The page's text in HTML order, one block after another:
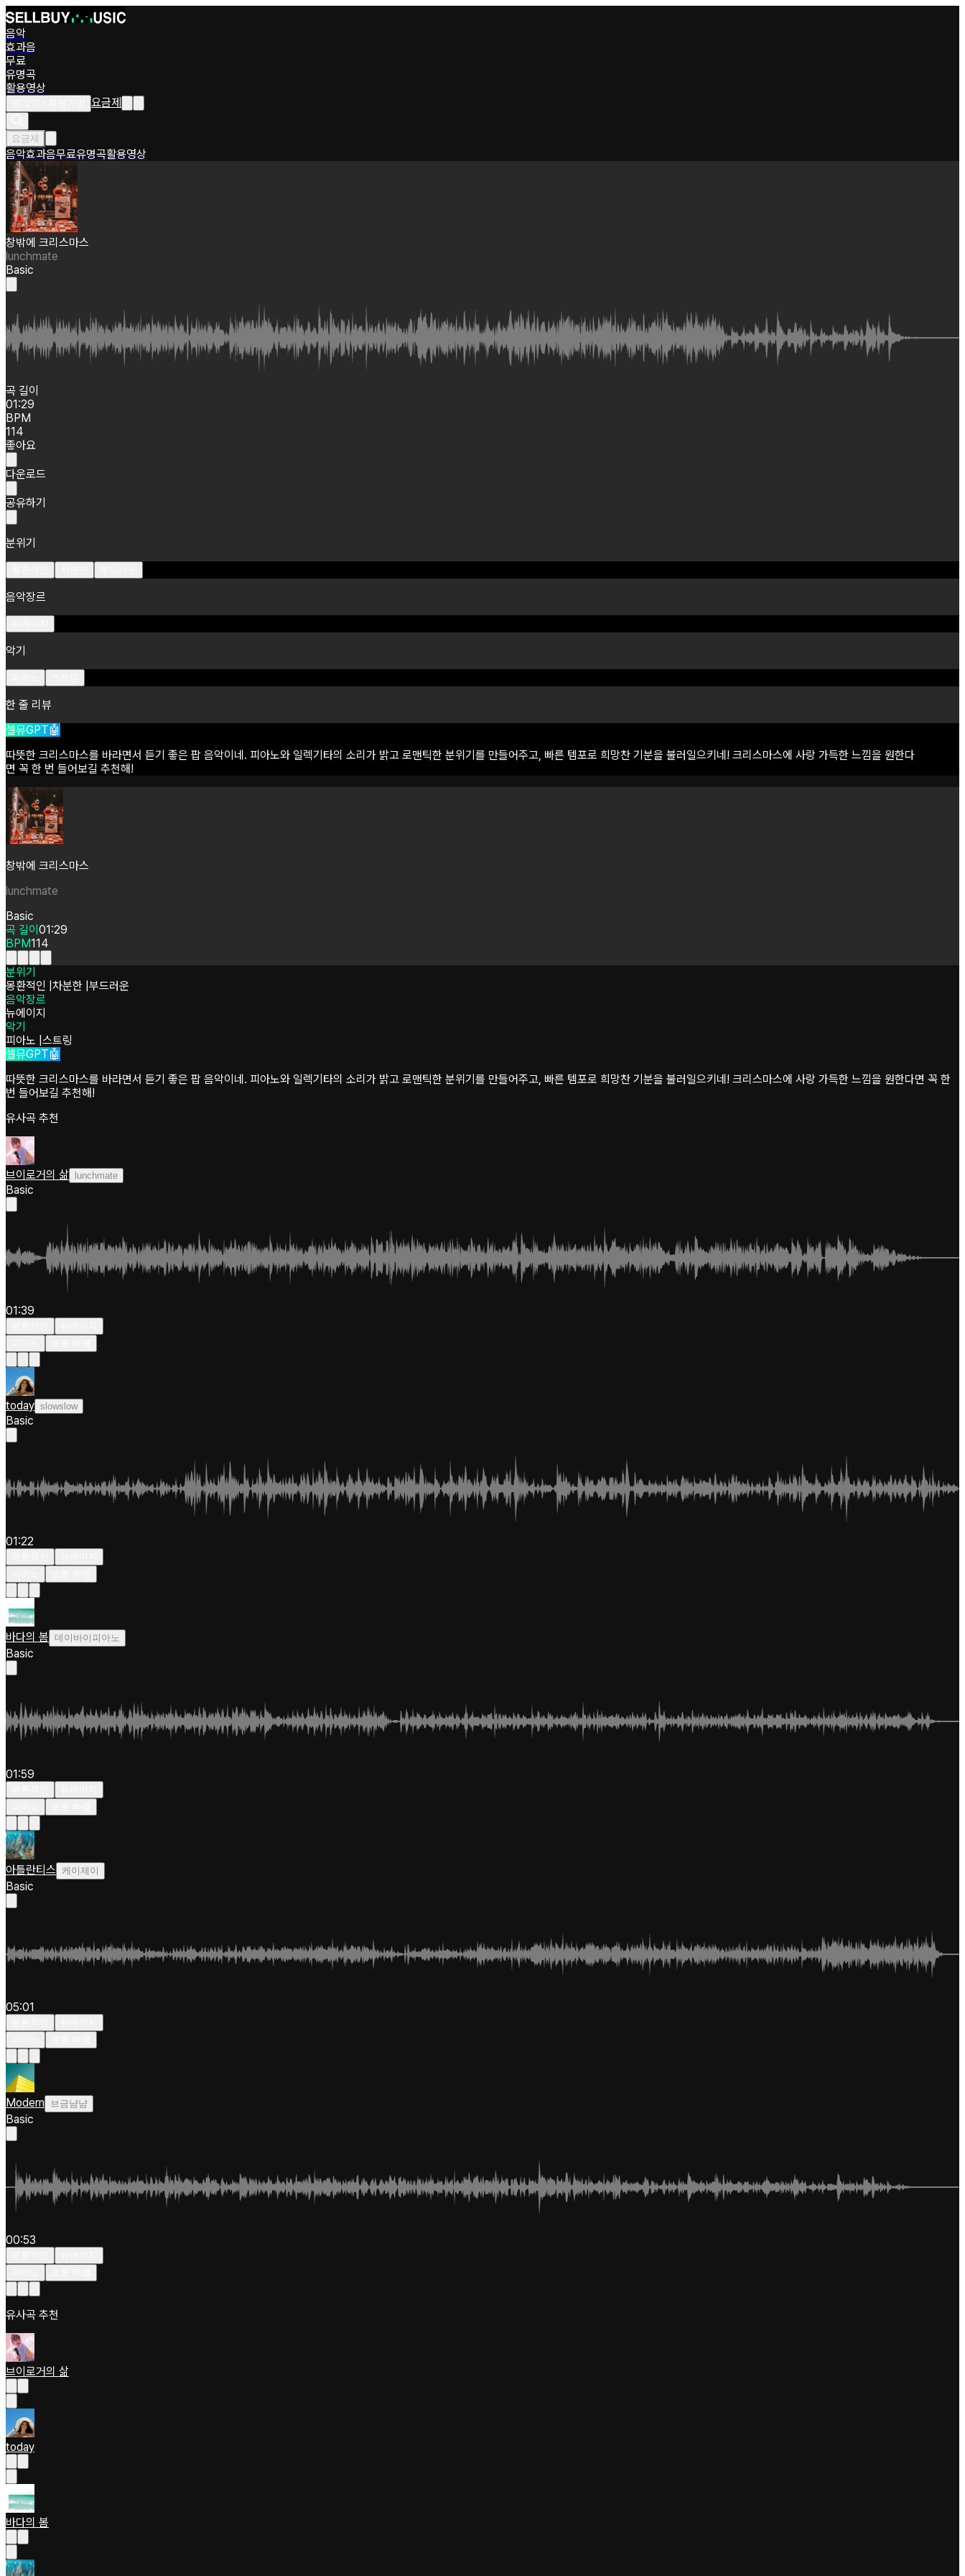
음악
효과음
무료
유명곡
활용영상
요금제
요금제
음악효과음무료유명곡활용영상
창밖에 크리스마스
lunchmate
Basic
곡 길이
01:29
BPM
114
좋아요
다운로드
공유하기
분위기
음악장르
악기
한 줄 리뷰
셀뮤GPT🤖
따뜻한 크리스마스를 바라면서 듣기 좋은 팝 음악이네. 피아노와 일렉기타의 소리가 밝고 로맨틱한 분위기를 만들어주고, 빠른 템포로 희망찬 기분을 불러일으키네! 크리스마스에 사랑 가득한 느낌을 원한다
면 꼭 한 번 들어보길 추천해!
창밖에 크리스마스
lunchmate
Basic
곡 길이 01:29
BPM114
분위기
몽환적인 차분한 부드러운
음악장르
뉴에이지
악기
피아노 스트링
셀뮤GPT🤖
따뜻한 크리스마스를 바라면서 듣기 좋은 팝 음악이네. 피아노와 일렉기타의 소리가 밝고 로맨틱한 분위기를 만들어주고, 빠른 템포로 희망찬 기분을 불러일으키네! 크리스마스에 사랑 가득한 느낌을 원한다면 꼭 한
번 들어보길 추천해!
유사곡 추천
브이로거의 삶 lunchmate
Basic
01:39
today slowslow
Basic
01:22
바다의 봄 데이바이피아노
Basic
01:59
아틀란티스 케이제이
Basic
05:01
Modern 브금냠냠
Basic
00:53
유사곡 추천
브이로거의 삶
today
바다의 봄